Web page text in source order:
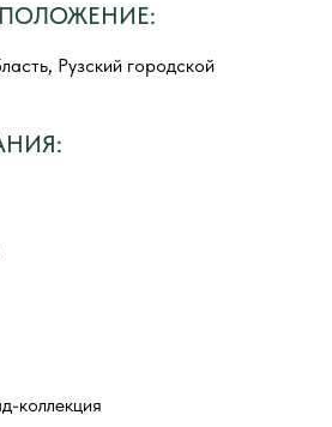
Рузский городской
коллекция